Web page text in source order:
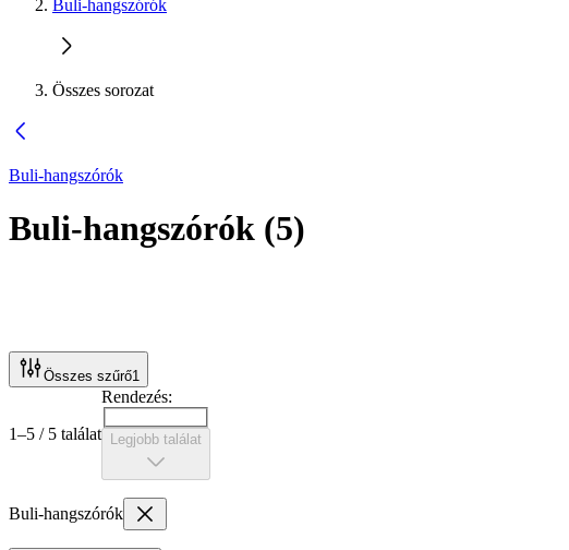
Buli-hangszórók
Összes sorozat
Buli-hangszórók
Buli-hangszórók (5)
Összes szűrő1
1–5 / 5 találat
Rendezés:
Legjobb találat
Buli-hangszórók